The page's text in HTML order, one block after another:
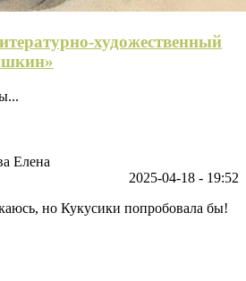
художественный
Елена
2025-04-18 - 19:52
но Кукусики попробовала бы!